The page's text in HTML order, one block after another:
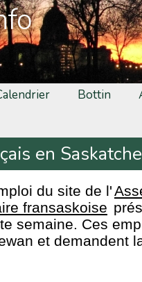
Bottin
en
du site de l'
fransaskoise
semaine. Ces
et demandent